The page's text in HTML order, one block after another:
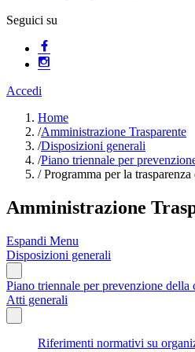
Seguici su
Accedi
Home
/Amministrazione Trasparente
/Disposizioni generali
/Piano triennale per
/Programma per la trasparenza
Amministrazione
Espandi Menu
Disposizioni generali
Piano triennale per prevenzione della
Atti generali
Riferimenti normativi su